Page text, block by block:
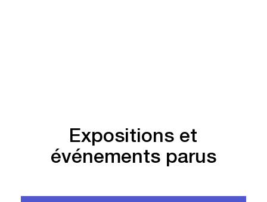
Expositions et
événements parus